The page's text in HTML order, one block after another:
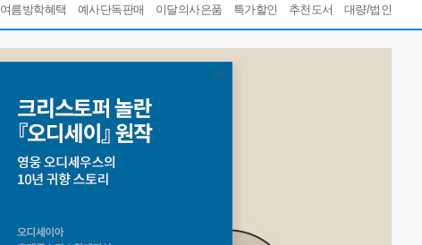
여름방학혜택 예사단독판매 이달의사은품 특가할인 추천도서 대량/법인